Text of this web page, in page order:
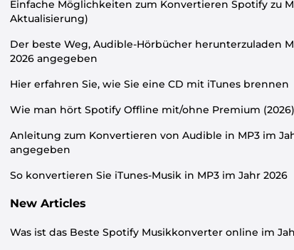
Einfache Möglichkeiten zum Konvertieren Spotify zu
Aktualisierung)
Der beste Weg, Audible-Hörbücher herunterzuladen
2026 angegeben
Hier erfahren Sie, wie Sie eine CD mit iTunes brennen
Wie man hört Spotify Offline mit/ohne Premium (2026)
Anleitung zum Konvertieren von Audible in MP3 im
angegeben
So konvertieren Sie iTunes-Musik in MP3 im Jahr 2026
New Articles
Was ist das Beste Spotify Musikkonverter online im